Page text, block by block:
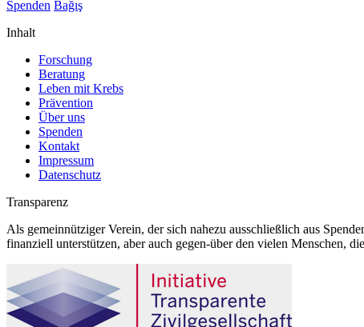
Spenden Bağış
Inhalt
Forschung
Beratung
Leben mit Krebs
Prävention
Über uns
Spenden
Kontakt
Impressum
Datenschutz
Transparenz
Als gemeinnütziger Verein, der sich nahezu ausschließlich aus
finanziell unterstützen, aber auch gegen-über den vielen Menschen,